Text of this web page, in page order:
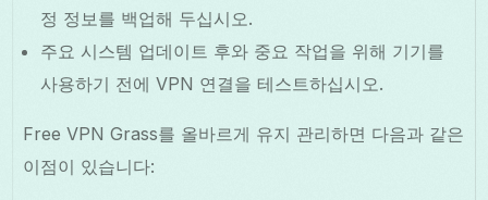
정 정보를 백업해 두십시오.
주요 시스템 업데이트 후와 중요 작업을 위해 기기를
사용하기 전에 VPN 연결을 테스트하십시오.
Free VPN Grass를 올바르게 유지 관리하면 다음과 같은
이점이 있습니다: